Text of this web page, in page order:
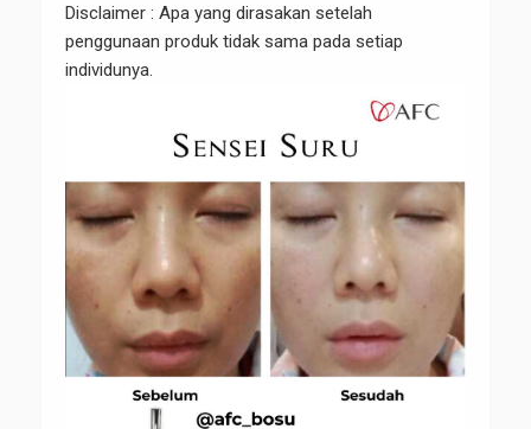
Disclaimer : Apa yang dirasakan setelah
penggunaan produk tidak sama pada setiap
individunya.